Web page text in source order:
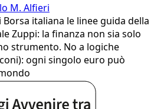
M. Alfieri
italiana le linee guida della
Zuppi: la finanza non sia solo
strumento. No a logiche
ogni singolo euro può